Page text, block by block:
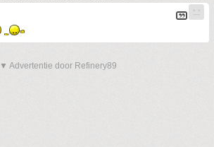
▼ Advertentie door Refinery89